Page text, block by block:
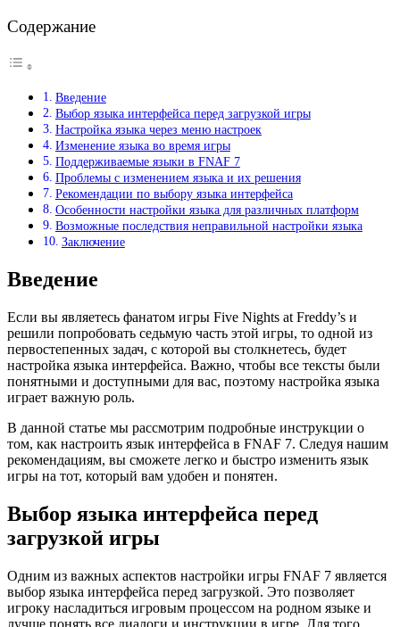
Содержание
Введение
Выбор языка интерфейса перед загрузкой игры
Настройка языка через меню настроек
Изменение языка во время игры
Поддерживаемые языки в FNAF 7
Проблемы с изменением языка и их решения
Рекомендации по выбору языка интерфейса
Особенности настройки языка для различных платформ
Возможные последствия неправильной настройки языка
Заключение
Введение
Если вы являетесь фанатом игры Five Nights at Freddy’s и
решили попробовать седьмую часть этой игры, то одной из
первостепенных задач, с которой вы столкнетесь, будет
настройка языка интерфейса. Важно, чтобы все тексты были
понятными и доступными для вас, поэтому настройка языка
играет важную роль.
В данной статье мы рассмотрим подробные инструкции о
том, как настроить язык интерфейса в FNAF 7. Следуя нашим
рекомендациям, вы сможете легко и быстро изменить язык
игры на тот, который вам удобен и понятен.
Выбор языка интерфейса перед
загрузкой игры
Одним из важных аспектов настройки игры FNAF 7 является
выбор языка интерфейса перед загрузкой. Это позволяет
игроку насладиться игровым процессом на родном языке и
лучше понять все диалоги и инструкции в игре. Для того